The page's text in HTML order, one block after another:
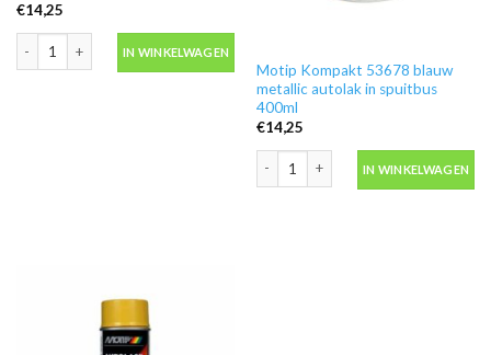
€14,25
Motip Kompakt 51725 rood metallic autolak in spuitbus 400ml aantal
IN WINKELWAGEN
Motip Kompakt 53678 blauw
metallic autolak in spuitbus
400ml
€14,25
IN WINKELWAGEN